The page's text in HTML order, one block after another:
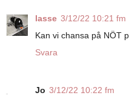
lasse 3/12/22 10:21 fm
Kan vi chansa på NÖT
Svara
Jo 3/12/22 10:22 fm